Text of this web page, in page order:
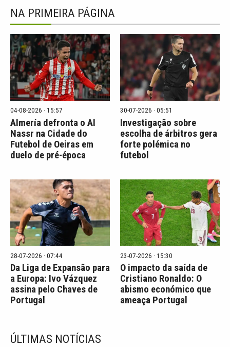
NA PRIMEIRA PÁGINA
04-08-2026 · 15:57
Almería defronta o Al
Nassr na Cidade do
Futebol de Oeiras em
duelo de pré-época
30-07-2026 · 05:51
Investigação sobre
escolha de árbitros gera
forte polémica no
futebol
28-07-2026 · 07:44
Da Liga de Expansão para
a Europa: Ivo Vázquez
assina pelo Chaves de
Portugal
23-07-2026 · 15:30
O impacto da saída de
Cristiano Ronaldo: O
abismo económico que
ameaça Portugal
ÚLTIMAS NOTÍCIAS